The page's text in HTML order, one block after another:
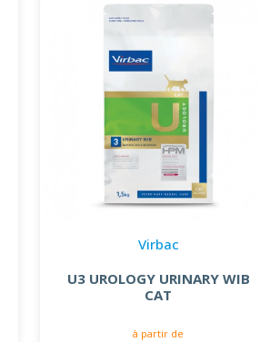
Virbac
U3 UROLOGY URINARY WIB
CAT
à partir de